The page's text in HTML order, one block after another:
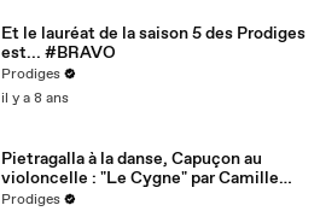
Et le lauréat de la saison 5 des Prodiges
est... #BRAVO
Prodiges
il y a 8 ans
Pietragalla à la danse, Capuçon au
violoncelle : "Le Cygne" par Camille
Saint-Säens - Prodiges 5
Prodiges